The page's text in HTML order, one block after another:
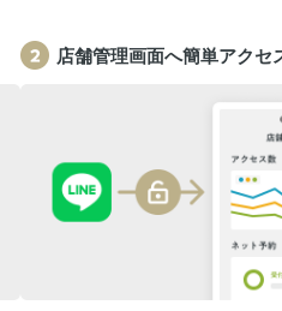
店舗管理画面へ簡単アクセ